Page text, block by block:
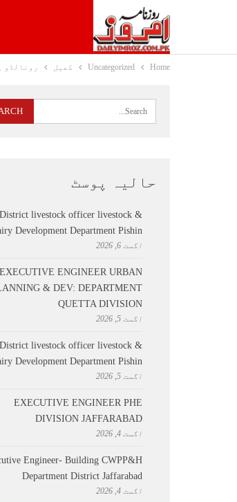
Home
Uncategorized کھیل رونالڈو
حالیہ پوسٹ
District livestock officer livestock &
Development Department Pishin
اگست 6, 2026
EXECUTIVE ENGINEER URBAN
& DEV: DEPARTMENT
QUETTA DIVISION
اگست 5, 2026
District livestock officer livestock &
Development Department Pishin
اگست 5, 2026
EXECUTIVE ENGINEER PHE
DIVISION JAFFARABAD
اگست 4, 2026
Engineer- Building CWPP&H
Department District Jaffarabad
اگست 4, 2026